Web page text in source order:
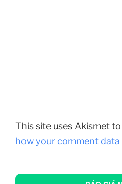
This site uses Akismet
how your comment data